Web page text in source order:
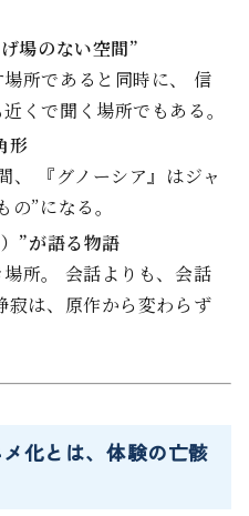
場のない空間”
所であると同時に、 信
くで聞く場所でもある。
形
、 『グノーシア』はジャ
”になる。
”が語る物語
所。 会話よりも、会話
寂は、原作から変わらず
化とは、体験の亡骸